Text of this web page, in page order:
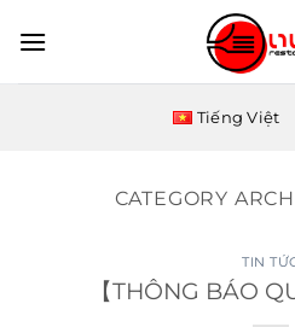
Tiếng Việt
CATEGORY
TIN
【THÔNG BÁO